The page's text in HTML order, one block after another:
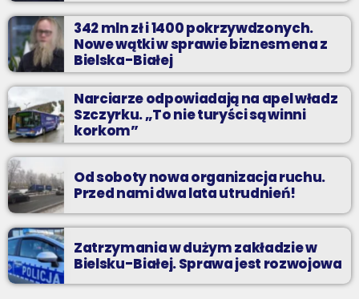
342 mln zł i 1400 pokrzywdzonych.
Nowe wątki w sprawie biznesmena z
Bielska-Białej
Narciarze odpowiadają na apel władz
Szczyrku. „To nie turyści są winni
korkom”
Od soboty nowa organizacja ruchu.
Przed nami dwa lata utrudnień!
Zatrzymania w dużym zakładzie w
Bielsku-Białej. Sprawa jest rozwojowa